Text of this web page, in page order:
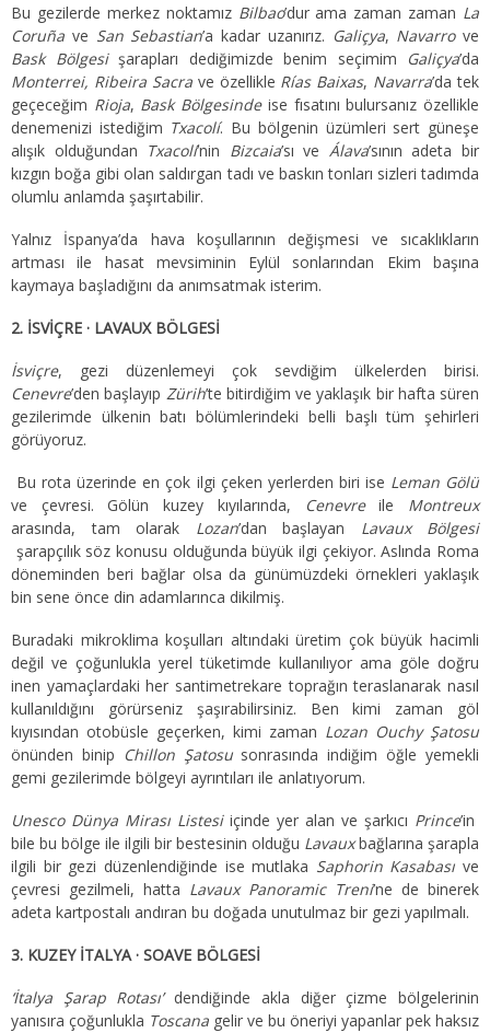
Bu gezilerde merkez noktamız Bilbao’dur ama zaman zaman La
Coruña ve San Sebastian’a kadar uzanırız. Galiçya, Navarro ve
Bask Bölgesişarapları dediğimizde benim seçimim Galiçya’da
Monterrei, Ribeira Sacrave özellikle Rías Baixas, Navarra’da tek
geçeceğim Rioja, Bask Bölgesindeise fısatını bulursanız özellikle
denemenizi istediğim Txacolí. Bu bölgenin üzümleri sert güneşe
alışık olduğundan Txacolí’nin Bizcaia’sı ve Álava’sının adeta bir
kızgın boğa gibi olan saldırgan tadı ve baskın tonları sizleri tadımda
olumlu anlamda şaşırtabilir.
Yalnız İspanya’da hava koşullarının değişmesi ve sıcaklıkların
artması ile hasat mevsiminin Eylül sonlarından Ekim başına
kaymaya başladığını da anımsatmak isterim.
2. İSVİÇRE · LAVAUX BÖLGESİ
İsviçre, gezi düzenlemeyi çok sevdiğim ülkelerden birisi.
Cenevre’den başlayıp Zürih’te bitirdiğim ve yaklaşık bir hafta süren
gezilerimde ülkenin batı bölümlerindeki belli başlı tüm şehirleri
görüyoruz.
Bu rota üzerinde en çok ilgi çeken yerlerden biri ise Leman Gölü
ve çevresi. Gölün kuzey kıyılarında,
Cenevreile Montreux
arasında, tam olarak Lozan’dan başlayan Lavaux Bölgesi
şarapçılık söz konusu olduğunda büyük ilgi çekiyor. Aslında Roma
döneminden beri bağlar olsa da günümüzdeki örnekleri yaklaşık
bin sene önce din adamlarınca dikilmiş.
Buradaki mikroklima koşulları altındaki üretim çok büyük hacimli
değil ve çoğunlukla yerel tüketimde kullanılıyor ama göle doğru
inen yamaçlardaki her santimetrekare toprağın teraslanarak nasıl
kullanıldığını görürseniz şaşırabilirsiniz. Ben kimi zaman göl
kıyısından otobüsle geçerken, kimi zaman Lozan Ouchy Şatosu
önünden binip Chillon Şatosu sonrasında indiğim öğle yemekli
gemi gezilerimde bölgeyi ayrıntıları ile anlatıyorum.
Unesco Dünya Mirası Listesi içinde yer alan ve şarkıcı Prince’in
bile bu bölge ile ilgili bir bestesinin olduğu Lavauxbağlarına şarapla
ilgili bir gezi düzenlendiğinde ise mutlaka Saphorin Kasabası ve
çevresi gezilmeli, hatta Lavaux Panoramic Treni’ne de binerek
adeta kartpostalı andıran bu doğada unutulmaz bir gezi yapılmalı.
3. KUZEY İTALYA · SOAVE BÖLGESİ
‘İtalya Şarap Rotası’ dendiğinde akla diğer çizme bölgelerinin
yanısıra çoğunlukla Toscana gelir ve bu öneriyi yapanlar pek haksız